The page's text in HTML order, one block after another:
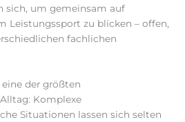
sich, um gemeinsam auf
Leistungssport zu blicken – offen,
fachlichen
der größten
Komplexe
Situationen lassen sich selten